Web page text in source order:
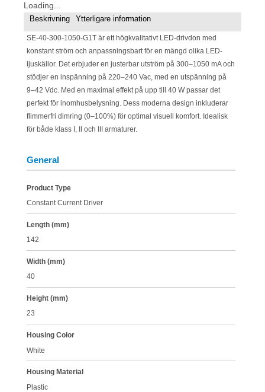
Loading...
Beskrivning
Ytterligare information
SE-40-300-1050-G1T är ett högkvalitativt LED-drivdon med
konstant ström och anpassningsbart för en mängd olika LED-
ljuskällor. Det erbjuder en justerbar utström på 300–1050 mA och
stödjer en inspänning på 220–240 Vac, med en utspänning på
9–42 Vdc. Med en maximal effekt på upp till 40 W passar det
perfekt för inomhusbelysning. Dess moderna design inkluderar
flimmerfri dimring (0–100%) för optimal visuell komfort. Idealisk
för både klass I, II och III armaturer.
General
Product Type
Constant Current Driver
Length (mm)
142
Width (mm)
40
Height (mm)
23
Housing Color
White
Housing Material
Plastic